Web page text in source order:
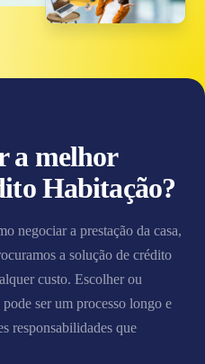
a melhor
Habitação?
negociar a prestação da casa,
a solução de crédito
custo. Escolher ou
ser um processo longo e
responsabilidades que